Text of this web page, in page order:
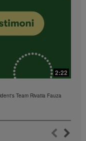
2:22
Team Rivatia Fauza